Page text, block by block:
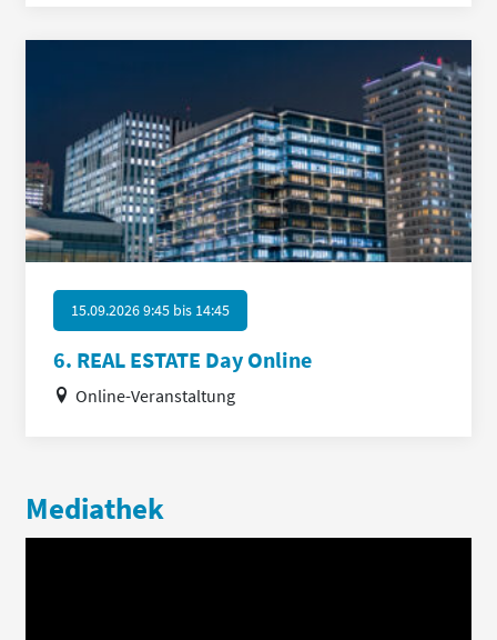
15.09.2026 9:45 bis 14:45
6. REAL ESTATE Day Online
Online-Veranstaltung
Mediathek